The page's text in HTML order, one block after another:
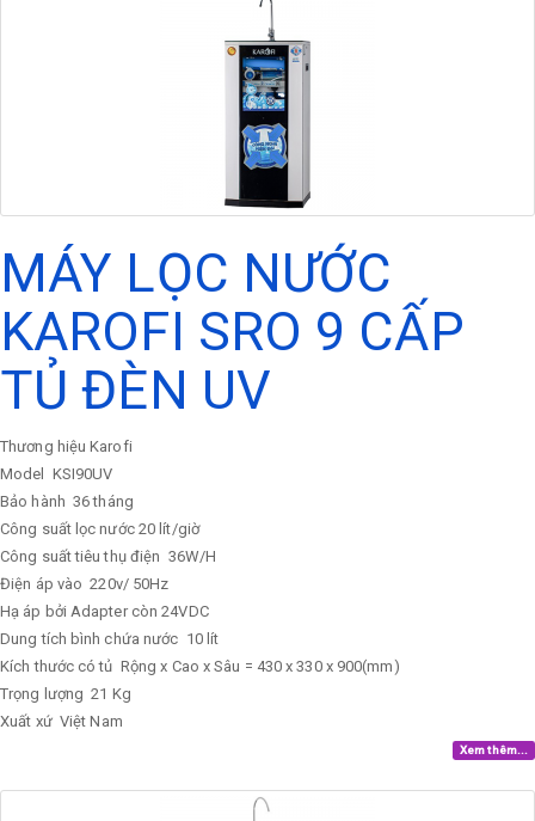
MÁY LỌC NƯỚC
KAROFI SRO 9 CẤP
TỦ ĐÈN UV
Thương hiệu Karofi
Model
KSI90UV
Bảo hành 36 tháng
Công suất lọc nước 20 lít/giờ
Công suất tiêu thụ điện 36W/H
Điện áp vào 220v/ 50Hz
Hạ áp bởi Adapter còn 24VDC
Dung tích bình chứa nước 10 lít
Kích thước có tủ Rộng x Cao x Sâu = 430 x 330 x 900(mm)
Trọng lượng 21 Kg
Xuất xứ Việt Nam
Xem thêm...